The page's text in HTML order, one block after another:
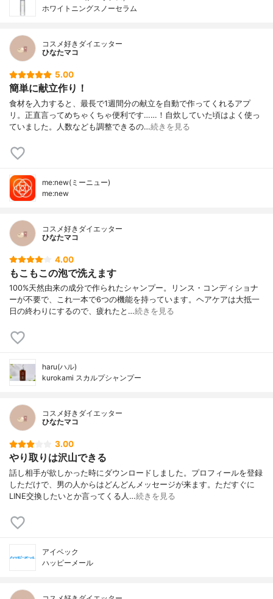
ホワイトニングスノーセラム
コスメ好きダイエッター
ひなたマコ
5.00
簡単に献立作り！
食材を入力すると、最長で1週間分の献立を自動で作ってくれるアプ
リ。正直言ってめちゃくちゃ便利です……！自炊していた頃はよく使っ
ていました。人数なども調整できるの…続きを見る
me:new(ミーニュー)
me:new
コスメ好きダイエッター
ひなたマコ
4.00
もこもこの泡で洗えます
100%天然由来の成分で作られたシャンプー。リンス・コンディショナ
ーが不要で、これ一本で6つの機能を持っています。ヘアケアは大抵一
日の終わりにするので、疲れたと…続きを見る
haru(ハル)
kurokami スカルプシャンプー
コスメ好きダイエッター
ひなたマコ
3.00
やり取りは沢山できる
話し相手が欲しかった時にダウンロードしました。プロフィールを登録
しただけで、男の人からはどんどんメッセージが来ます。ただすぐに
LINE交換したいとか言ってくる人…続きを見る
アイベック
ハッピーメール